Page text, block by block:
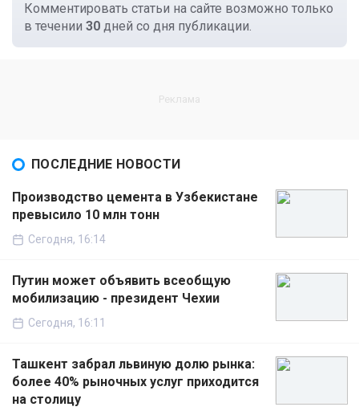
Комментировать статьи на сайте возможно только
в течении 30 дней со дня публикации.
ПОСЛЕДНИЕ НОВОСТИ
Производство цемента в Узбекистане
превысило 10 млн тонн
Сегодня, 16:14
Путин может объявить всеобщую
мобилизацию - президент Чехии
Сегодня, 16:11
Ташкент забрал львиную долю рынка:
более 40% рыночных услуг приходится
на столицу